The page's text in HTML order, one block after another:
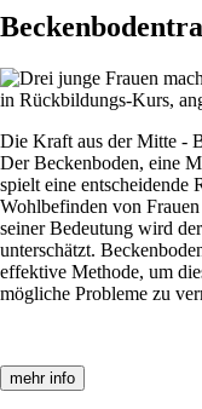
Die Kraft aus der Mitte -
Der Beckenboden, eine
spielt eine entscheidende
Wohlbefinden von
seiner Bedeutung wird
unterschätzt.
effektive Methode, um
mögliche Probleme zu
mehr info